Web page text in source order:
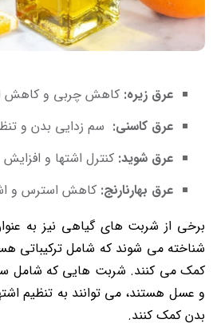
عرق زیره: کاهش چربی و کاهش
عرق کاسنی: سم زدایی بدن و
عرق شوید: کنترل اشتها و
عرق بهارنارنج: کاهش استرس و
برخی از شربت های گیاهی نیز به
شناخته می شوند که شامل ترکیباتی
کمک می کنند. شربت هایی که شامل
و عسل هستند، می توانند به تنظیم
بدن کمک کنند.